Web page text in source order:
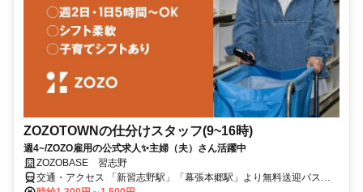
ZOZOTOWNの仕分けスタッフ(9~16時)
週4~/ZOZO雇用の公式求人✨️主婦（夫）さん活躍中
ZOZOBASE 習志野
交通・アクセス 「新習志野駅」「幕張本郷駅」より無料送迎バス運